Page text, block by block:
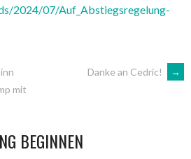
2024/07/Auf_Abstiegsregelung-
mit
Danke an Cedric! →
BEGINNEN